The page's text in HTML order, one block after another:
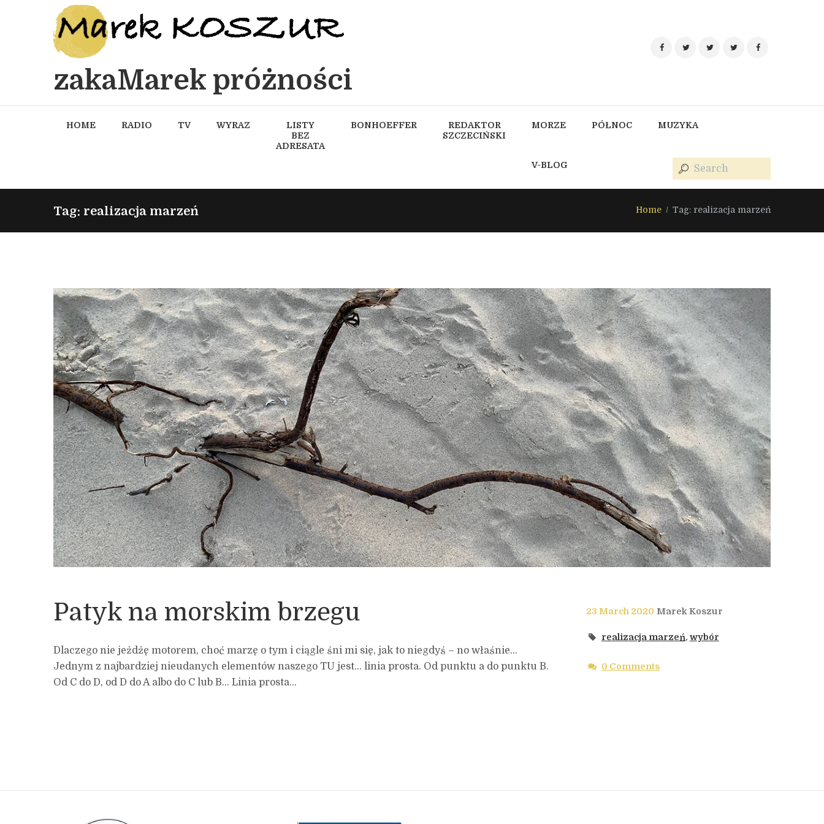
zakaMarek próżności
HOME RADIO TV WYRAZ
LISTY
BEZ
ADRESATA
BONHOEFFER
REDAKTOR
SZCZECIŃSKI
MORZE PÓŁNOC MUZYKA
V-BLOG
Tag: realizacja marzeń Home Tag: realizacja marzeń
Patyk na morskim brzegu
Dlaczego nie jeżdżę motorem, choć marzę o tym i ciągle śni mi się, jak to niegdyś – no właśnie…
Jednym z najbardziej nieudanych elementów naszego TU jest… linia prosta. Od punktu a do punktu B.
Od C do D, od D do A albo do C lub B… Linia prosta...
23 March 2020 Marek Koszur
realizacja marzeń, wybór
0 Comments